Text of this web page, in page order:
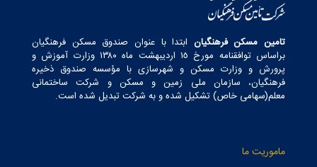
تامین مسکن فرهنگیان ابتدا با عنوان صندوق مسکن فرهنگیان
براساس توافقنامه مورخ ١٥ اردیبهشت ماه ١٣٨٠ وزارت آموزش و
پرورش و وزارت مسکن و شهرسازی با مؤسسه صندوق ذخیره
فرهنگیان، سازمان ملی زمین و مسکن و شرکت ساختمانی
معلم(سهامی خاص) تشکیل شده و به شرکت تبدیل شده است.
ماموریت ما